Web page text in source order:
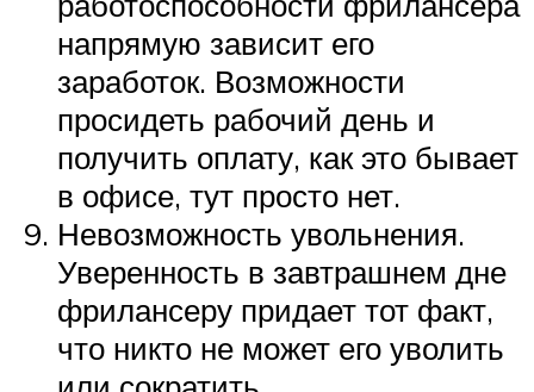
напрямую зависит его
заработок. Возможности
просидеть рабочий день и
получить оплату, как это бывает
в офисе, тут просто нет.
Невозможность увольнения.
Уверенность в завтрашнем дне
фрилансеру придает тот факт,
что никто не может его уволить